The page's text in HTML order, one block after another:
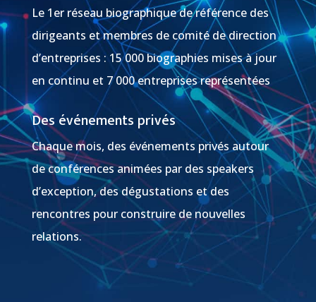
Le 1er réseau biographique de référence des
dirigeants et membres de comité de direction
d’entreprises : 15 000 biographies mises à jour
en continu et 7 000 entreprises représentées
Des événements privés
Chaque mois, des événements privés autour
de conférences animées par des speakers
d’exception, des dégustations et des
rencontres pour construire de nouvelles
relations.